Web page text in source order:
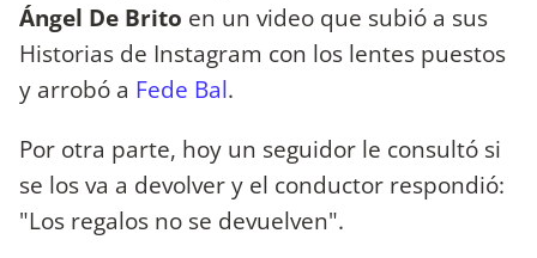
Ángel De Brito en un video que subió a sus
Historias de Instagram con los lentes puestos
y arrobó a Fede Bal.
Por otra parte, hoy un seguidor le consultó si
se los va a devolver y el conductor respondió:
"Los regalos no se devuelven".